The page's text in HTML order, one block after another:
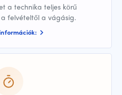
a technika teljes körű
felvételtől a vágásig.